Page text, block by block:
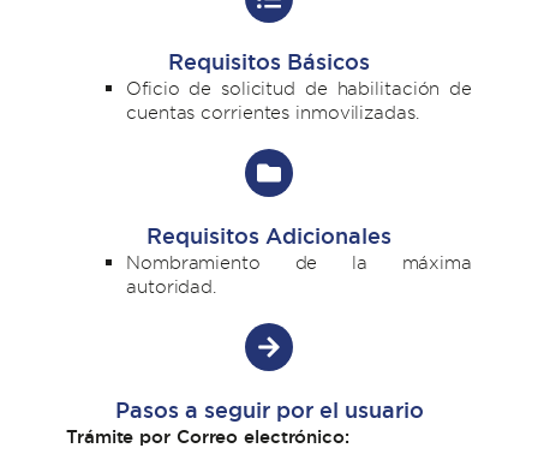
Requisitos Básicos
Oficio de solicitud de habilitación de
cuentas corrientes inmovilizadas.
Requisitos Adicionales
Nombramiento de la máxima
autoridad.
Pasos a seguir por el usuario
Trámite por Correo electrónico: